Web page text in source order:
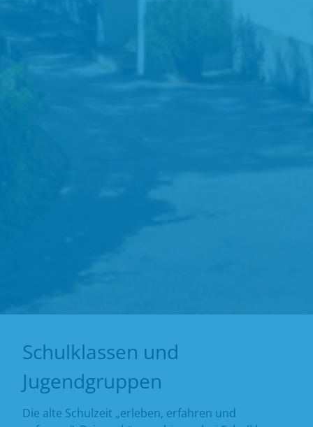
Schulklassen und
Jugendgruppen
Die alte Schulzeit „erleben, erfahren und